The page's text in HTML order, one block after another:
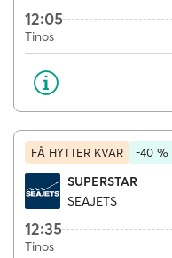
12:05
Tinos
FÅ HYTTER KVAR -40 %
SUPERSTAR
SEAJETS
12:35
Tinos